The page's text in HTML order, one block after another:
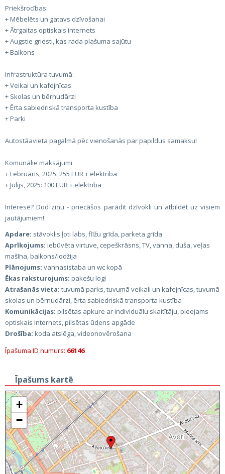
Priekšrocības:
+ Mēbelēts un gatavs dzīvošanai
+ Ātrgaitas optiskais internets
+ Augstie griesti, kas rada plašuma sajūtu
+ Balkons
Infrastruktūra tuvumā:
+ Veikai un kafejnīcas
+ Skolas un bērnudārzi
+ Ērta sabiedriskā transporta kustība
+ Parki
Autostāavieta pagalmā pēc vienošanās par papildus samaksu!
Komunālie maksājumi
+ Februāris, 2025: 255 EUR + elektrība
+ Jūlijs, 2025: 100 EUR + elektrība
Interesē? Dod ziņu - priecāšos parādīt dzīvokli un atbildēt uz visiem
jautājumiem!
Apdare: stāvoklis ļoti labs, flīžu grīda, parketa grīda
Aprīkojums: iebūvēta virtuve, cepeškrāsns, TV, vanna, duša, veļas
mašīna, balkons/lodžija
Plānojums: vannasistaba un wc kopā
Ēkas raksturojums: pakešu logi
Atrašanās vieta: tuvumā parks, tuvumā veikali un kafejnīcas, tuvumā
skolas un bērnudārzi, ērta sabiedriskā transporta kustība
Komunikācijas: pilsētas apkure ar individuālu skaitītāju, pieejams
optiskais internets, pilsētas ūdens apgāde
Drošība: koda atslēga, videonovērošana
Īpašuma ID numurs: 66146
Īpašums kartē
+
−